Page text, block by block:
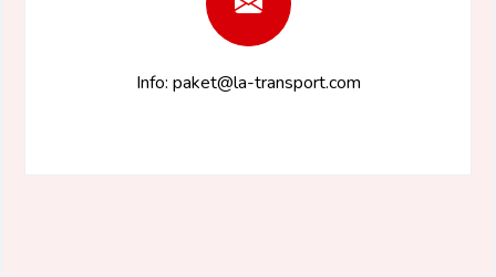
Info: paket@la-transport.com